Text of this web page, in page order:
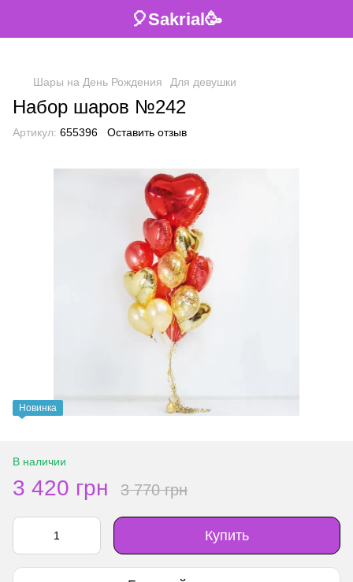
🎈Sakrial🥳
Шары на День Рождения Для девушки
Набор шаров №242
Артикул: 655396 Оставить отзыв
Новинка
В наличии
3 420 грн 3 770 грн
Купить